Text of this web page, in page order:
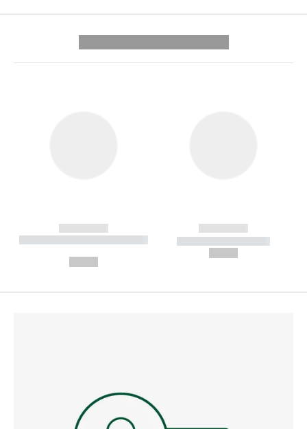
------------
----------- ----------- --------
------------
----------- -----------